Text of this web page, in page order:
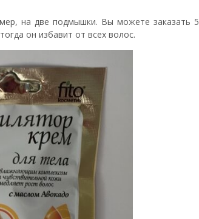
на две подмышки. Вы можете заказать 5
он избавит от всех волос.